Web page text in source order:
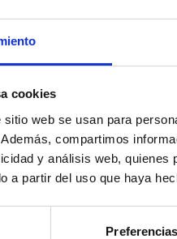
cookies
sitio web se usan para
compartimos
y análisis web,
a partir del uso que haya
Preferencias
Salus:
Carmen
confianza
duda,
Babysalus
Leer